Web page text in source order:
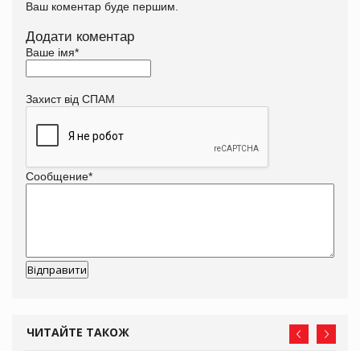
Ваш коментар буде першим.
Додати коментар
Ваше імя*
Захист від СПАМ
Сообщение*
ЧИТАЙТЕ ТАКОЖ